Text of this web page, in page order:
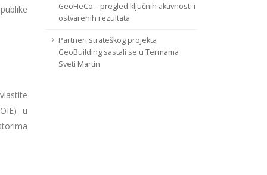
u
GeoHeCo – pregled ključnih aktivnosti i
ostvarenih rezultata
Partneri strateškog projekta
GeoBuilding sastali se u Termama
Sveti Martin